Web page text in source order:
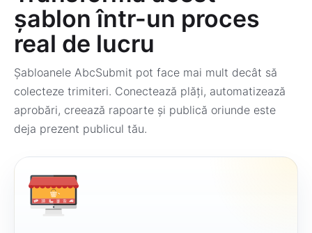
șablon într-un proces
real de lucru
Șabloanele AbcSubmit pot face mai mult decât să
colecteze trimiteri. Conectează plăți, automatizează
aprobări, creează rapoarte și publică oriunde este
deja prezent publicul tău.